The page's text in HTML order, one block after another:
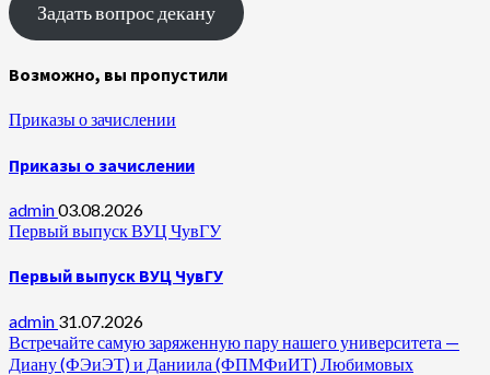
Задать вопрос декану
Возможно, вы пропустили
Приказы о зачислении
Приказы о зачислении
admin03.08.2026
Первый выпуск ВУЦ ЧувГУ
Первый выпуск ВУЦ ЧувГУ
admin 31.07.2026
Встречайте самую заряженную пару нашего университета —
Диану (ФЭиЭТ) и Даниила (ФПМФиИТ) Любимовых